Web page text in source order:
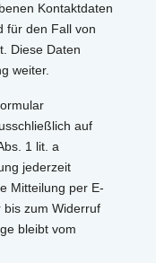
Kontaktdaten
für den Fall von
Diese Daten
weiter.
auf
1 lit. a
jederzeit
Mitteilung per E-
bis zum Widerruf
bleibt vom